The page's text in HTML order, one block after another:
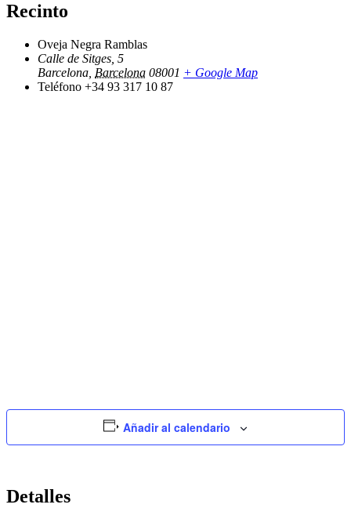
Recinto
Oveja Negra Ramblas
Calle de Sitges, 5
Barcelona Barcelona 08001 + Google Map
Teléfono +34 93 317 10 87
Añadir al calendario
Detalles